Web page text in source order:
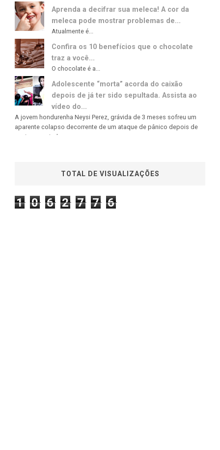
Aprenda a decifrar sua meleca! A cor da
meleca pode mostrar problemas de...
Atualmente é...
Confira os 10 benefícios que o chocolate
traz a você...
O chocolate é a...
Adolescente “morta” acorda do caixão
depois de já ter sido sepultada. Assista ao
vídeo do...
A jovem hondurenha Neysi Perez, grávida de 3 meses sofreu um
aparente colapso decorrente de um ataque de pânico depois de
ouvir uma rajada...
TOTAL DE VISUALIZAÇÕES
1 0 6 2 7 7 6